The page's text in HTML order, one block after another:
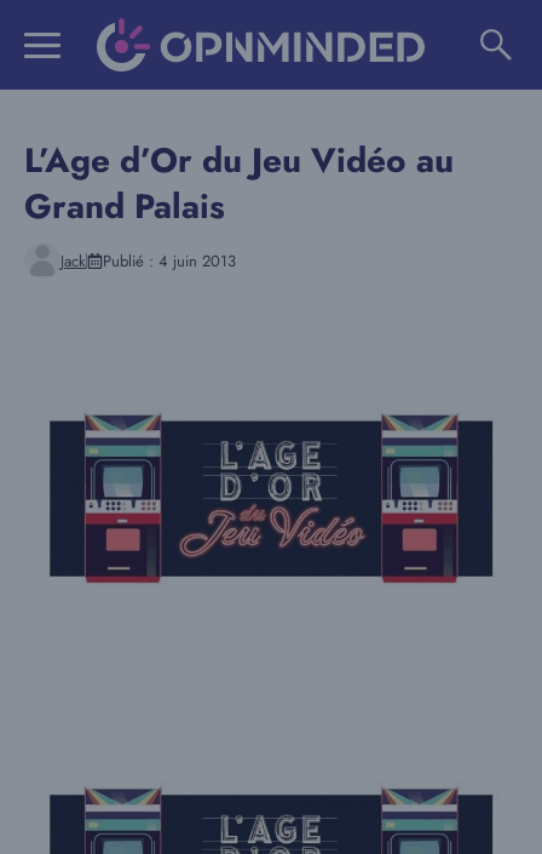
L’Age d’Or du Jeu Vidéo au
Grand Palais
Jack Publié : 4 juin 2013